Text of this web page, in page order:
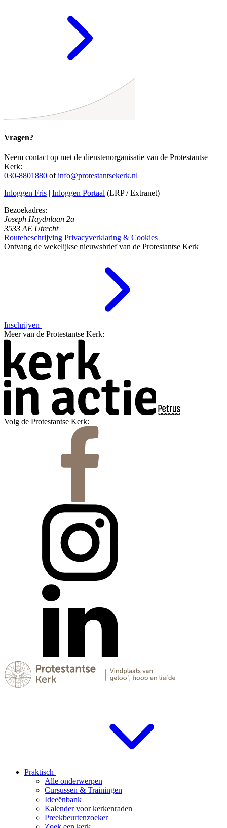
Vragen?
Neem contact op met de dienstenorganisatie van de Protestantse
Kerk:
030-8801880 ofinfo@protestantsekerk.nl
Inloggen Fris | Inloggen Portaal (LRP / Extranet)
Bezoekadres:
Joseph Haydnlaan 2a
3533 AE Utrecht
Routebeschrijving Privacyverklaring & Cookies
Ontvang de wekelijkse nieuwsbrief van de Protestantse Kerk
Inschrijven
Meer van de Protestantse Kerk:
Volg de Protestantse Kerk:
Praktisch
Alle onderwerpen
Cursussen & Trainingen
Ideeënbank
Kalender voor kerkenraden
Preekbeurtenzoeker